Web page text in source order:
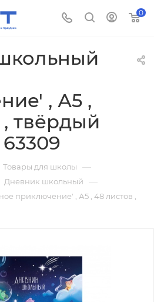
0
, А5 ,
твёрдый
Товары для школы —
Дневник школьный —
приключение' , А5 , 48 листов ,